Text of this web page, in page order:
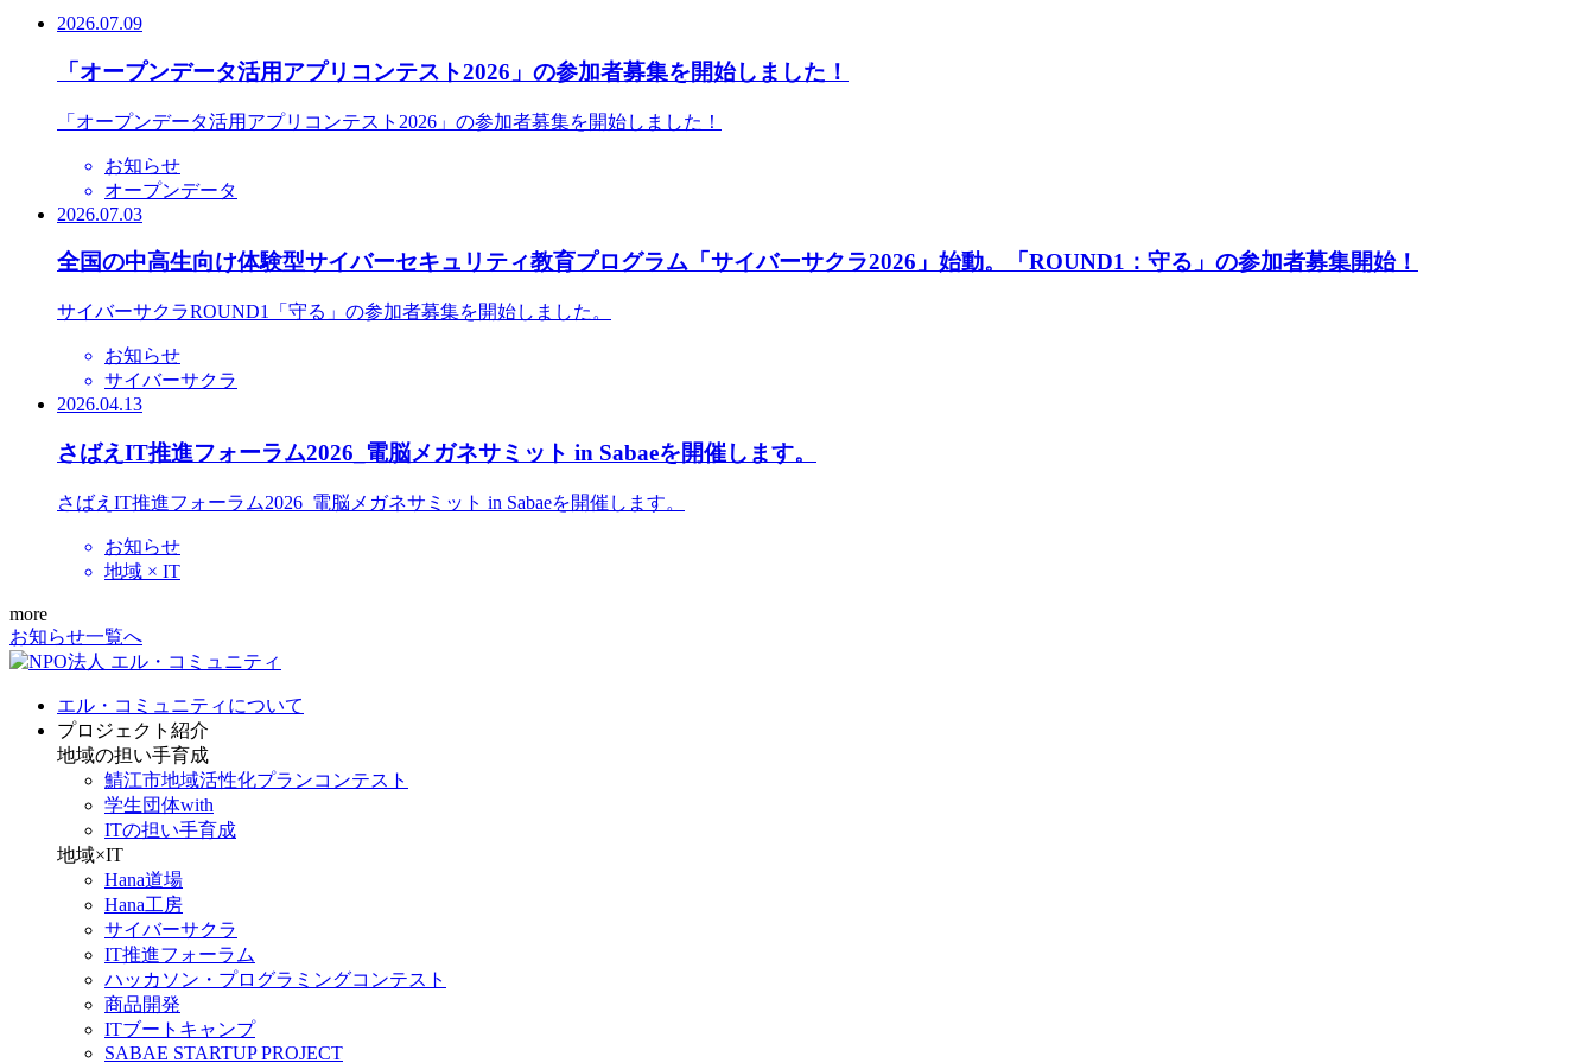
2026.07.09
「オープンデータ活用アプリコンテスト2026」の参加者募集を開始しました！
「オープンデータ活用アプリコンテスト2026」の参加者募集を開始しました！
お知らせ
オープンデータ
2026.07.03
全国の中高生向け体験型サイバーセキュリティ教育プログラム「サイバーサクラ2026」始動。「ROUND1：守る」の参加者募集開始！
サイバーサクラROUND1「守る」の参加者募集を開始しました。
お知らせ
サイバーサクラ
2026.04.13
さばえIT推進フォーラム2026_電脳メガネサミット in Sabaeを開催します。
さばえIT推進フォーラム2026_電脳メガネサミット in Sabaeを開催します。
お知らせ
地域 × IT
more
お知らせ一覧へ
エル・コミュニティについて
プロジェクト紹介
地域の担い手育成
鯖江市地域活性化プランコンテスト
学生団体with
ITの担い手育成
地域×IT
Hana道場
Hana工房
サイバーサクラ
IT推進フォーラム
ハッカソン・プログラミングコンテスト
商品開発
ITブートキャンプ
SABAE STARTUP PROJECT